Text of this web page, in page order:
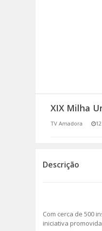
(RE) PENSAMENTOS
XIX Milha
TV Amadora
Descrição
Com cerca de 500
iniciativa